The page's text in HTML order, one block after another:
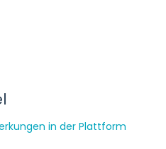
in der Plattform